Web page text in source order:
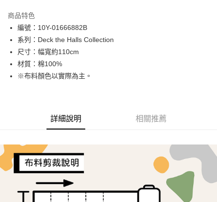
Apple Pay
街口支付
Google Pay
AFTEE先享後付
１．簡單：不需註冊會員、不需綁卡、不需儲值。
３．安心：先確認商品／服務後，再付款。
【「AFTEE先享後付」結帳流程】
１．於結帳方式選擇「AFTEE先享後付」後，將跳轉至「AFTEE先享後付」
結帳頁面，進行簡訊認證並確認金額後，即可完成結帳。
２．訂單成立數日內，您將收到繳費通知簡訊。
３．收到繳費通知簡訊後14天內，點擊此簡訊中的連結，可透過四大超商／
全家取貨付款
每筆NT$65，滿NT$1,500(含以上)免運費
每筆NT$65，滿NT$1,500(含以上)免運費
商品特色
編號：10Y-01666882B
系列：Deck the Halls Collection
尺寸：幅寬約110cm
材質：棉100%
※布料顏色以實際為主。
詳細說明 相關推薦